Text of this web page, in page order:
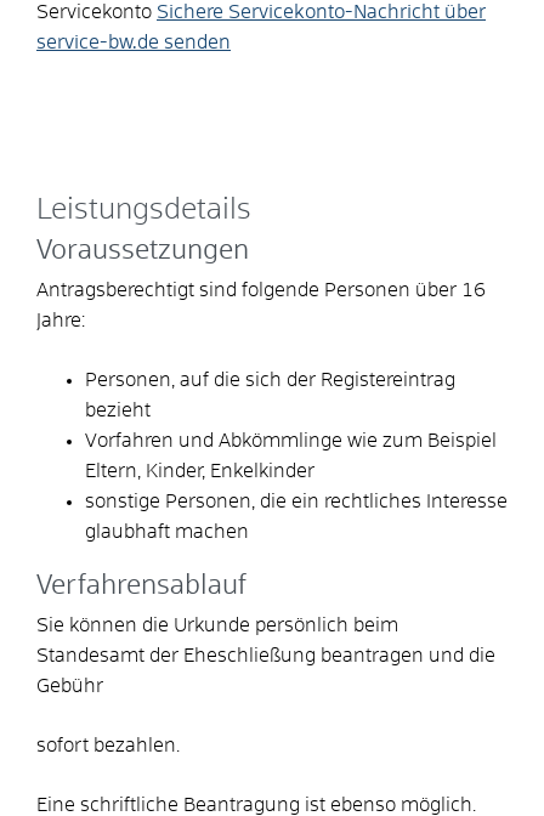
Servicekonto Sichere Servicekonto-Nachricht über
service-bw.de senden
Leistungsdetails
Voraussetzungen
Antragsberechtigt sind folgende Personen über 16
Jahre:
Personen, auf die sich der Registereintrag
bezieht
Vorfahren und Abkömmlinge wie zum Beispiel
Eltern, Kinder, Enkelkinder
sonstige Personen, die ein rechtliches Interesse
glaubhaft machen
Verfahrensablauf
Sie können die Urkunde persönlich beim
Standesamt der Eheschließung beantragen und die
Gebühr
sofort bezahlen.
Eine schriftliche Beantragung ist ebenso möglich.